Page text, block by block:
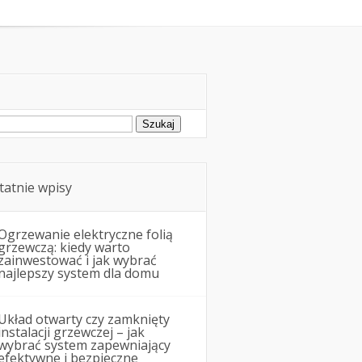
wpisy
elektryczne folią
kiedy warto
i jak wybrać
system dla domu
otwarty czy zamknięty
grzewczej – jak
system zapewniający
i bezpieczne